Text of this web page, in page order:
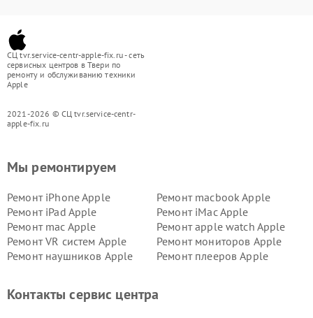
СЦ tvr.service-centr-apple-fix.ru - сеть
сервисных центров в Твери по
ремонту и обслуживанию техники
Apple
2021-2026 © СЦ tvr.service-centr-
apple-fix.ru
Мы ремонтируем
Ремонт iPhone Apple
Ремонт macbook Apple
Ремонт iPad Apple
Ремонт iMac Apple
Ремонт mac Apple
Ремонт apple watch Apple
Ремонт VR систем Apple
Ремонт мониторов Apple
Ремонт наушников Apple
Ремонт плееров Apple
Контакты сервис центра